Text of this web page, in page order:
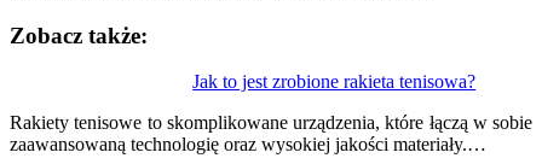
Zobacz także:
Jak to jest zrobione rakieta tenisowa?
Rakiety tenisowe to skomplikowane urządzenia, które łączą w sobie
zaawansowaną technologię oraz wysokiej jakości materiały.…
wpisu